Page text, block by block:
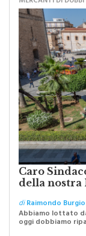
Caro
della nostra
diRaimondo Burgio
Abbiamo lottato
oggi dobbiamo